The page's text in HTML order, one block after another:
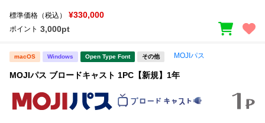
標準価格（税込） ¥330,000
ポイント 3,000pt
macOS Windows Open Type Font その他 MOJIパス
MOJIパス ブロードキャスト 1PC【新規】1年